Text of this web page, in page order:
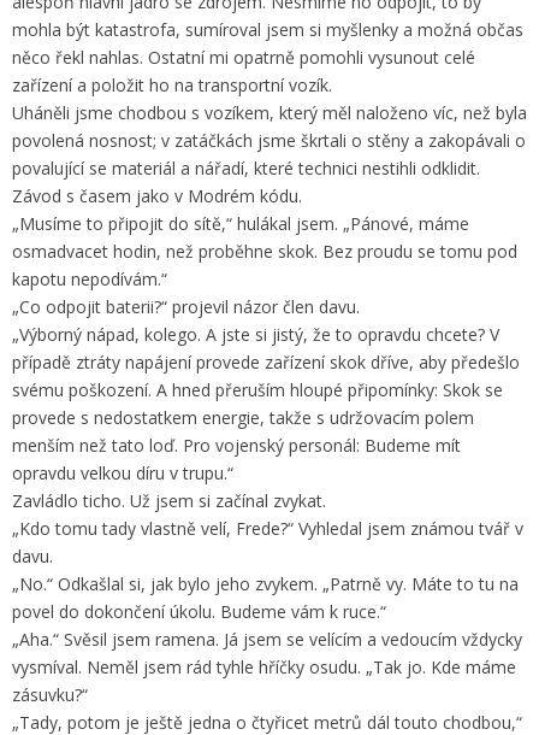
mohla být katastrofa, sumíroval jsem si myšlenky a možná občas
něco řekl nahlas. Ostatní mi opatrně pomohli vysunout celé
zařízení a položit ho na transportní vozík.
Uháněli jsme chodbou s vozíkem, který měl naloženo víc, než byla
povolená nosnost; v zatáčkách jsme škrtali o stěny a zakopávali o
povalující se materiál a nářadí, které technici nestihli odklidit.
Závod s časem jako v Modrém kódu.
„Musíme to připojit do sítě,“ hulákal jsem. „Pánové, máme
osmadvacet hodin, než proběhne skok. Bez proudu se tomu pod
kapotu nepodívám.“
„Co odpojit baterii?“ projevil názor člen davu.
„Výborný nápad, kolego. A jste si jistý, že to opravdu chcete? V
případě ztráty napájení provede zařízení skok dříve, aby předešlo
svému poškození. A hned přeruším hloupé připomínky: Skok se
provede s nedostatkem energie, takže s udržovacím polem
menším než tato loď. Pro vojenský personál: Budeme mít
opravdu velkou díru v trupu.“
Zavládlo ticho. Už jsem si začínal zvykat.
„Kdo tomu tady vlastně velí, Frede?“ Vyhledal jsem známou tvář v
davu.
„No.“ Odkašlal si, jak bylo jeho zvykem. „Patrně vy. Máte to tu na
povel do dokončení úkolu. Budeme vám k ruce.“
„Aha.“ Svěsil jsem ramena. Já jsem se velícím a vedoucím vždycky
vysmíval. Neměl jsem rád tyhle hříčky osudu. „Tak jo. Kde máme
zásuvku?“
„Tady, potom je ještě jedna o čtyřicet metrů dál touto chodbou,“